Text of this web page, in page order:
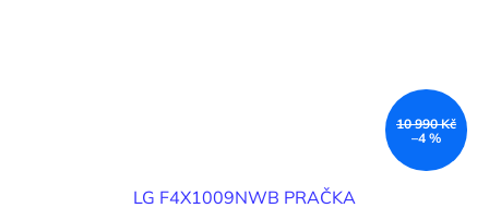
10 990 Kč
–4 %
LG F4X1009NWB PRAČKA